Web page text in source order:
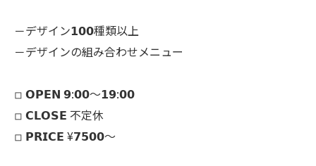
－デザイン𝟭𝟬𝟬種類以上
－デザインの組み合わせメニュー
◽︎ 𝗢𝗣𝗘𝗡 𝟵:𝟬𝟬～𝟭𝟵:𝟬𝟬
◽︎ 𝗖𝗟𝗢𝗦𝗘 不定休
◽︎ 𝗣𝗥𝗜𝗖𝗘 ¥𝟳𝟱𝟬𝟬～